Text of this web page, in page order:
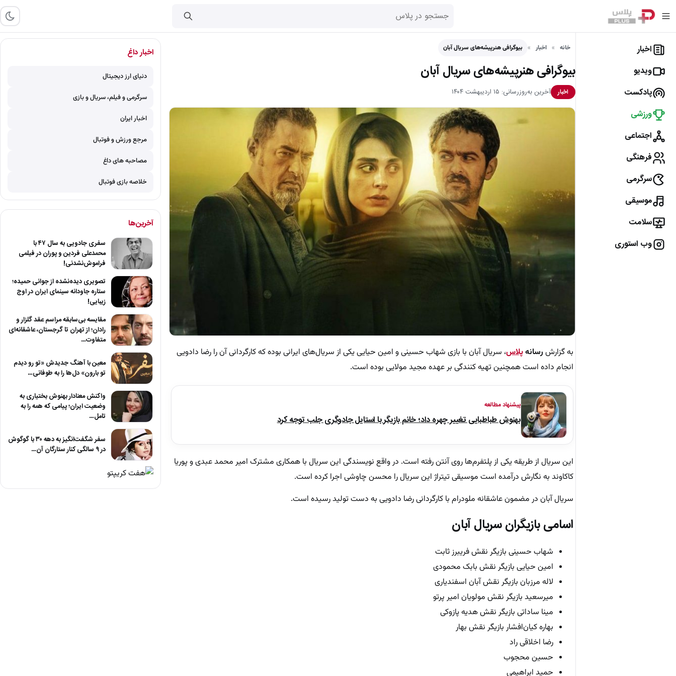
اخبار
ویدیو
پادکست
ورزشی
اجتماعی
فرهنگی
سرگرمی
موسیقی
سلامت
وب استوری
خانه اخبار بیوگرافی هنرپیشه‌های سریال آبان
بیوگرافی هنرپیشه‌های سریال آبان
اخبار آخرین به‌روزرسانی: ۱۵ اردیبهشت ۱۴۰۴
به گزارشرسانهپلاس، سریال آبان با بازی شهاب حسینی و امین حیایی یکی از سریال‌های ایرانی بوده که کارگردانی آن را رضا دادویی
انجام داده است همچنین تهیه کنندگی بر عهده مجید مولایی بوده است.
پیشنهاد مطالعه
بهنوش طباطبایی تغییر چهره داد؛ خانم بازیگر با استایل جادوگری جلب توجه کرد
این سریال از طریقه یکی از پلتفرم‌ها روی آنتن رفته است. در واقع نویسندگی این سریال با همکاری مشترک امیر محمد عبدی و پوریا
کاکاوند به نگارش درآمده است موسیقی تیتراژ این سریال را محسن چاوشی اجرا کرده است.
سریال آبان در مضمون عاشقانه ملودرام با کارگردانی رضا دادویی به دست تولید رسیده است.
اسامی بازیگرانسریال آبان
شهاب حسینی بازیگر نقش فریبرز ثابت
امین حیایی بازیگر نقش بابک محمودی
لاله مرزبان بازیگر نقش آبان اسفندیاری
میرسعید بازیگر نقش مولویان امیر پرتو
مینا ساداتی بازیگر نقش هدیه پازوکی
بهاره کیان‌افشار بازیگر نقش بهار
رضا اخلاقی راد
حسین محجوب
حمید ابراهیمی
اخبار داغ
دنیای ارز دیجیتال
سرگرمی و فیلم، سریال و بازی
اخبار ایران
مرجع ورزش و فوتبال
مصاحبه های داغ
خلاصه بازی فوتبال
آخرین‌ها
سفری جادویی به سال ۴۷ با
محمدعلی فردین و پوران در فیلمی
فراموش‌نشدنی!
تصویری دیده‌نشده از جوانی حمیده؛
ستاره جاودانه سینمای ایران در اوج
زیبایی!
مقایسه بی‌سابقه مراسم عقد گلزار و
رادان؛ از تهران تا گرجستان، عاشقانه‌ای
متفاوت…
معین با آهنگ جدیدش «تو رو دیدم
تو بارون» دل‌ها را به طوفانی…
واکنش معنادار بهنوش بختیاری به
وضعیت ایران؛ پیامی که همه را به
تامل…
سفر شگفت‌انگیز به دهه ۳۰ با گوگوش
در ۹ سالگی کنار ستارگان آن…